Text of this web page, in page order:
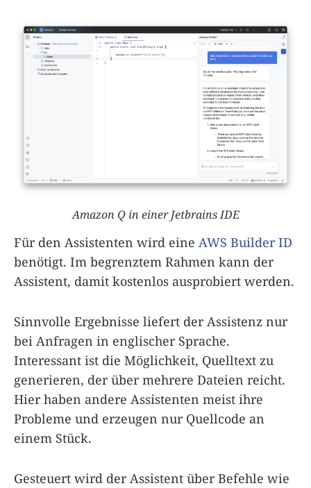
Amazon Q in einer Jetbrains IDE
Für den Assistenten wird eine AWS Builder ID
benötigt. Im begrenztem Rahmen kann der
Assistent, damit kostenlos ausprobiert werden.
Sinnvolle Ergebnisse liefert der Assistenz nur
bei Anfragen in englischer Sprache.
Interessant ist die Möglichkeit, Quelltext zu
generieren, der über mehrere Dateien reicht.
Hier haben andere Assistenten meist ihre
Probleme und erzeugen nur Quellcode an
einem Stück.
Gesteuert wird der Assistent über Befehle wie